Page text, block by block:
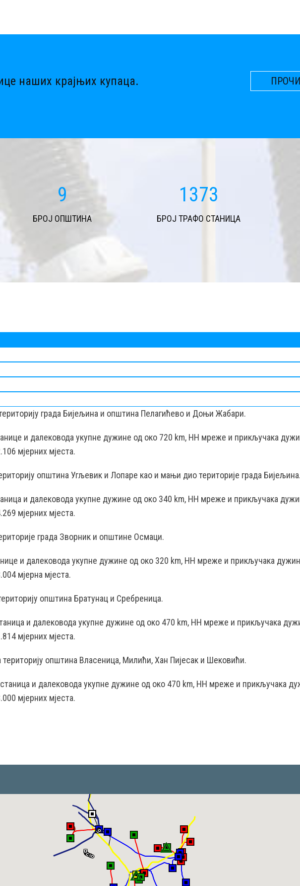
наших крајњих купаца.
11
БРОЈ ОПШТИНА
1645
БРОЈ ТРАФО СТАНИЦА
града Бијељина и општина Пелагићево и Доњи Жабари.
и далековода укупне дужине од око 720 km, НН мреже и прикључака
мјерних мјеста.
општина Угљевик и Лопаре као и мањи дио територије градa Бијељина.
и далековода укупне дужине од око 340 km, НН мреже и прикључака
мјерних мјеста.
града Зворник и општине Осмаци.
и далековода укупне дужине од око 320 km, НН мреже и прикључака
мјерна мјеста.
општина Братунац и Сребреница.
и далековода укупне дужине од око 470 km, НН мреже и прикључака
мјерних мјеста.
општина Власеница, Милићи, Хан Пијесак и Шековићи.
и далековода укупне дужине од око 470 km, НН мреже и прикључака
мјерних мјеста.